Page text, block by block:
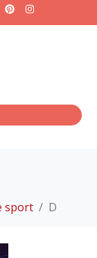
sport D